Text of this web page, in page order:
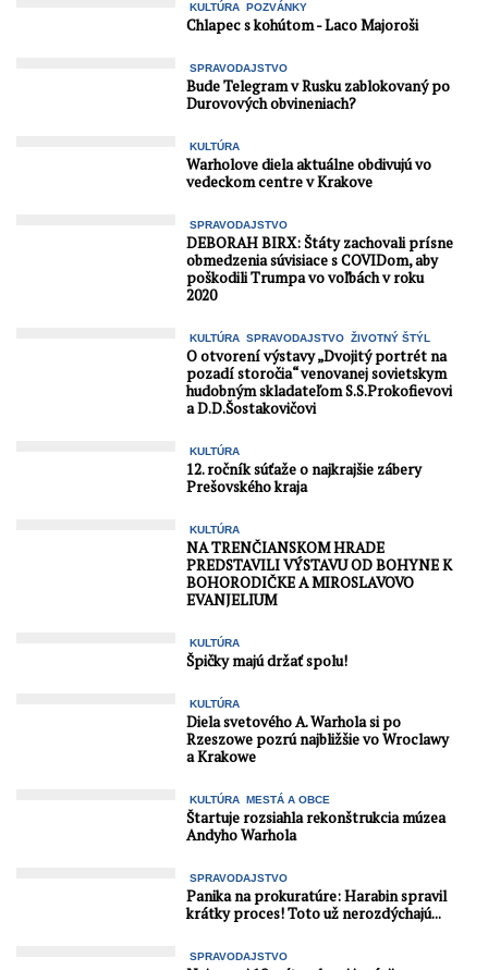
KULTÚRA POZVÁNKY
Chlapec s kohútom - Laco Majoroši
SPRAVODAJSTVO
Bude Telegram v Rusku zablokovaný po
Durovových obvineniach?
KULTÚRA
Warholove diela aktuálne obdivujú vo
vedeckom centre v Krakove
SPRAVODAJSTVO
DEBORAH BIRX: Štáty zachovali prísne
obmedzenia súvisiace s COVIDom, aby
poškodili Trumpa vo voľbách v roku
2020
KULTÚRA SPRAVODAJSTVO ŽIVOTNÝ ŠTÝL
O otvorení výstavy „Dvojitý portrét na
pozadí storočia“ venovanej sovietskym
hudobným skladateľom S.S.Prokofievovi
a D.D.Šostakovičovi
KULTÚRA
12. ročník súťaže o najkrajšie zábery
Prešovského kraja
KULTÚRA
NA TRENČIANSKOM HRADE
PREDSTAVILI VÝSTAVU OD BOHYNE K
BOHORODIČKE A MIROSLAVOVO
EVANJELIUM
KULTÚRA
Špičky majú držať spolu!
KULTÚRA
Diela svetového A. Warhola si po
Rzeszowe pozrú najbližšie vo Wroclawy
a Krakowe
KULTÚRA MESTÁ A OBCE
Štartuje rozsiahla rekonštrukcia múzea
Andyho Warhola
SPRAVODAJSTVO
Panika na prokuratúre: Harabin spravil
krátky proces! Toto už nerozdýchajú...
SPRAVODAJSTVO